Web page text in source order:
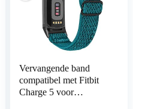
Vervangende band
compatibel met Fitbit
Charge 5 voor